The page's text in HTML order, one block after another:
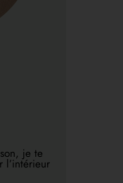
je te
l’intérieur